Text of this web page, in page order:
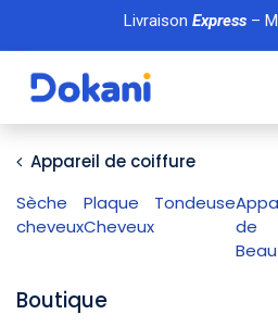
Se rendre au contenu
Livraison Express–
Appareil de coiffure
Sèche
cheveux
Plaque
Cheveux
Tondeuse
de
Boutique